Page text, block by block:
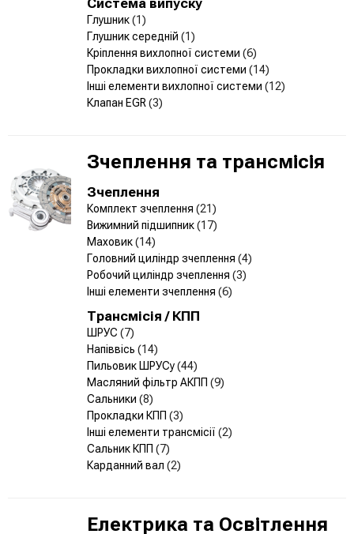
Глушник(1)
Глушник середній (1)
Кріплення вихлопної системи (6)
Прокладки вихлопної системи (14)
Інші елементи вихлопної системи (12)
Клапан EGR (3)
Зчеплення та трансмісія
Зчеплення
Комплект зчеплення (21)
Вижимний підшипник(17)
Маховик(14)
Головний циліндр зчеплення (4)
Робочий циліндр зчеплення (3)
Інші елементи зчеплення (6)
Трансмісія / КПП
ШРУС (7)
Напіввісь (14)
Пильовик ШРУСу(44)
Масляний фільтр АКПП (9)
Сальники (8)
Прокладки КПП (3)
Інші елементи трансмісії (2)
Сальник КПП (7)
Карданний вал (2)
Електрика та Освітлення